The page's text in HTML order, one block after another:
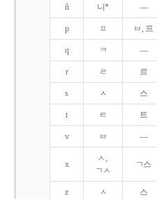
ñ 니* ―
p ㅍ ㅂ, 프
q ㅋ ―
r ㄹ 르
s ㅅ 스
t ㅌ 트
v ㅂ ―
x
ㅅ,
ㄱㅅ
ㄱ스
z ㅅ 스